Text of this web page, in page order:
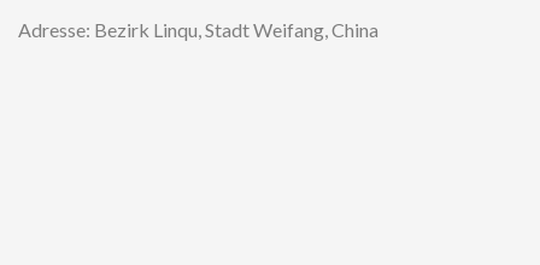
Adresse: Bezirk Linqu, Stadt Weifang, China